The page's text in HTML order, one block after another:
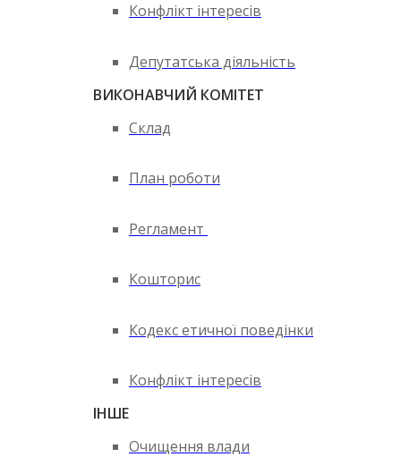
Конфлікт інтересів
Депутатська діяльність
ВИКОНАВЧИЙ КОМІТЕТ
Склад
План роботи
Регламент
Кошторис
Кодекс етичної поведінки
Конфлікт інтересів
ІНШЕ
Очищення влади